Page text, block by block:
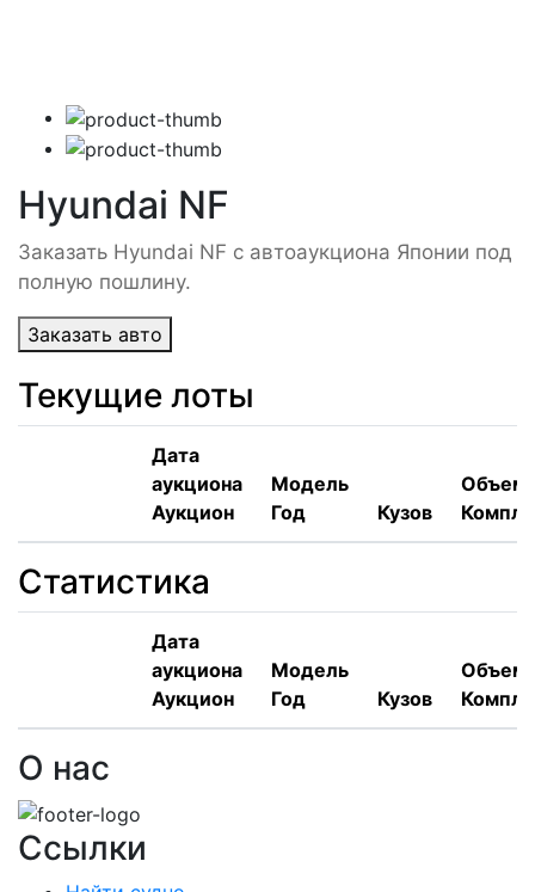
Hyundai NF
Заказать Hyundai NF с автоаукциона Японии под
полную пошлину.
Заказать авто
Текущие лоты
Дата
аукциона
Аукцион
Модель
Год
Кузов
Объем,
Статистика
Дата
аукциона
Аукцион
Модель
Год
Кузов
Объем,
О нас
Ссылки